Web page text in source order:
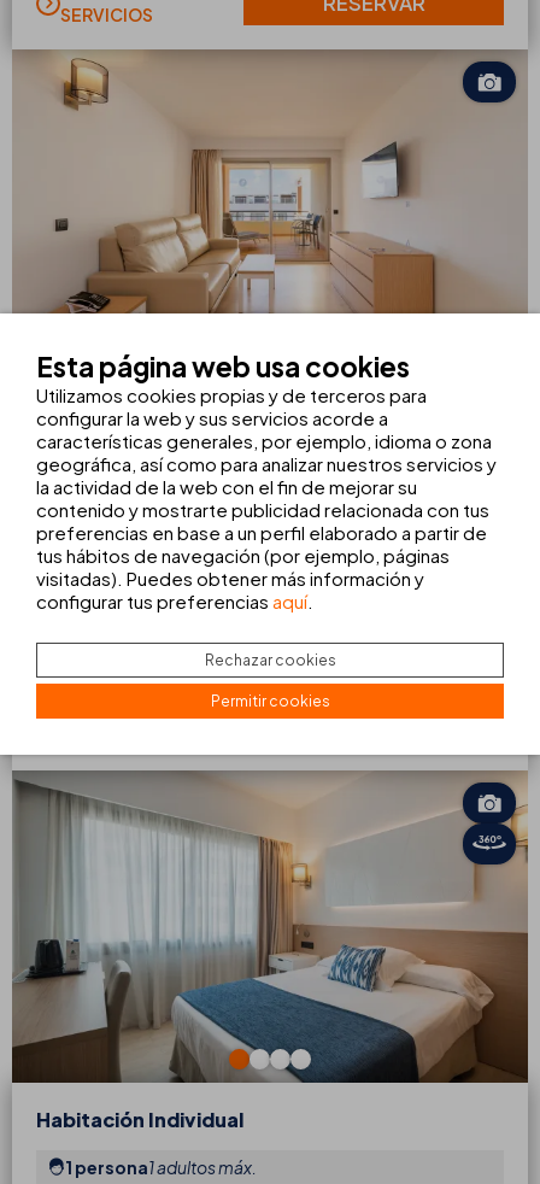
SERVICIOS
Apartamento 1 Dormitorio
De 1 a 2 personas2 adultos máx.
Con 40 m², los apartamentos de un dormitorio ofrecen la
libertad y comodidad de contar con tu propio espacio en
Ibiza. Disponen de sala de estar y cocina equipada, creando
un ambiente ideal para estancias más tranquilas. El balcón
con hamacas es perfecto para relajarte al aire libre y
disfrutar del ambiente mediterráneo en total comodidad.
VER TODOS LOS
DESDE 144
noche
RESERVAR
Habitación Individual
1 persona1 adultos máx.
Esta página web usa cookies
Utilizamos cookies propias y de terceros para
configurar la web y sus servicios acorde a
características generales, por ejemplo, idioma o zona
geográfica, así como para analizar nuestros servicios y
la actividad de la web con el fin de mejorar su
contenido y mostrarte publicidad relacionada con tus
preferencias en base a un perfil elaborado a partir de
tus hábitos de navegación (por ejemplo, páginas
visitadas). Puedes obtener más información y
configurar tus preferencias aquí.
Rechazar cookies
Permitir cookies